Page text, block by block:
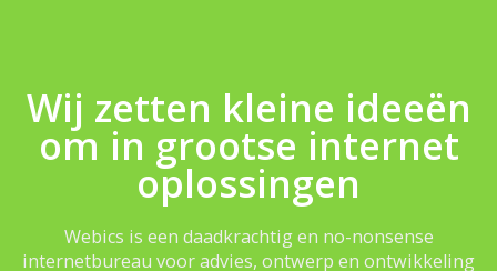
Wij zetten kleine ideeën
om in grootse internet
oplossingen
Webics is een daadkrachtig en no-nonsense
internetbureau voor advies, ontwerp en ontwikkeling